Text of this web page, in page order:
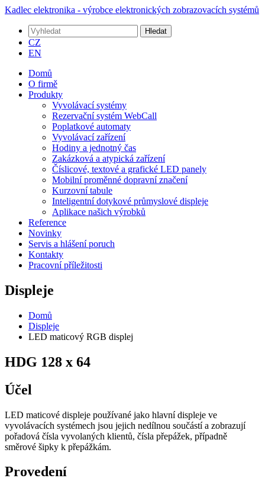
Kadlec elektronika - výrobce elektronických zobrazovacích systémů
Hledat
CZ
EN
Domů
O firmě
Produkty
Vyvolávací systémy
Rezervační systém WebCall
Poplatkové automaty
Vyvolávací zařízení
Hodiny a jednotný čas
Zakázková a atypická zařízení
Číslicové, textové a grafické LED panely
Mobilní proměnné dopravní značení
Kurzovní tabule
Inteligentní dotykové průmyslové displeje
Aplikace našich výrobků
Reference
Novinky
Servis a hlášení poruch
Kontakty
Pracovní příležitosti
Displeje
Domů
Displeje
LED maticový RGB displej
HDG 128 x 64
Účel
LED maticové displeje používané jako hlavní displeje ve
vyvolávacích systémech jsou jejich nedílnou součástí a zobrazují
pořadová čísla vyvolaných klientů, čísla přepážek, případně
směrové šipky k přepážkám.
Provedení